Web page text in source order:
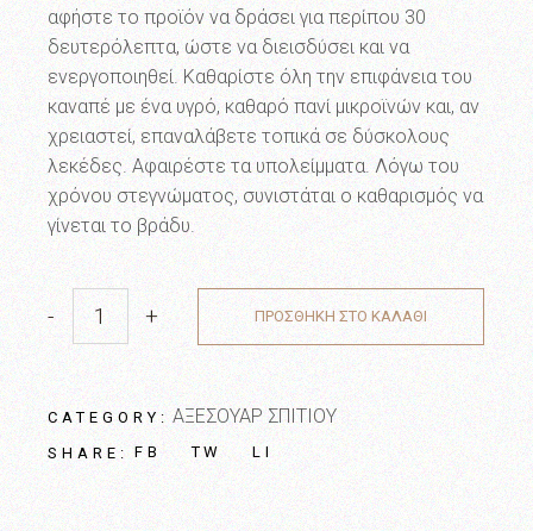
αφήστε το προϊόν να δράσει για περίπου 30
δευτερόλεπτα, ώστε να διεισδύσει και να
ενεργοποιηθεί. Καθαρίστε όλη την επιφάνεια του
καναπέ με ένα υγρό, καθαρό πανί μικροϊνών και, αν
χρειαστεί, επαναλάβετε τοπικά σε δύσκολους
λεκέδες. Αφαιρέστε τα υπολείμματα. Λόγω του
χρόνου στεγνώματος, συνιστάται ο καθαρισμός να
γίνεται το βράδυ.
Καθαριστικό υφάσμα quantity
- + ΠΡΟΣΘΗΚΗ ΣΤΟ ΚΑΛΑΘΙ
CATEGORY: ΑΞΕΣΟΥΑΡ ΣΠΙΤΙΟΥ
SHARE: FB TW LI